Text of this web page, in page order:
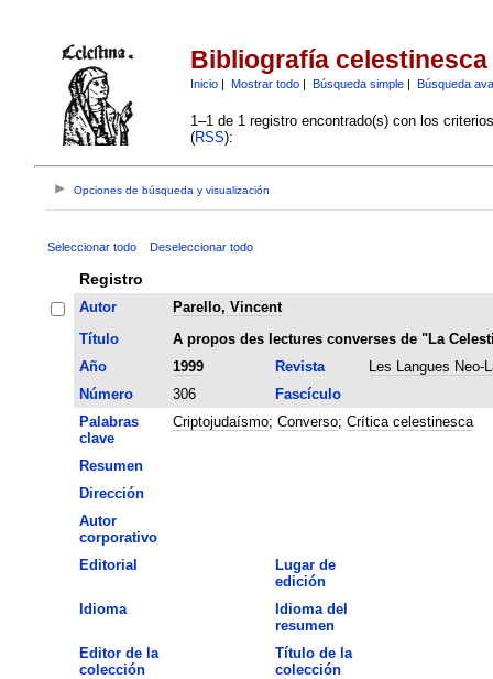
Bibliografía celestinesca
Inicio| Mostrar todo| Búsqueda simple| Búsqueda
1–1 de 1 registro encontrado(s) con los
(RSS):
Opciones de búsqueda y visualización
Seleccionar todo Deseleccionar todo
Registro
Autor
Parello, Vincent
Título
A propos des lectures converses de "La
Año
1999 Revista
Les Langues Neo-
Número
306
Fascículo
Palabras
clave
Criptojudaísmo; Converso; Crítica celestinesca
Resumen
Dirección
Autor
corporativo
Editorial
Lugar de
edición
Idioma
Idioma del
resumen
Editor de la
colección
Título de la
colección